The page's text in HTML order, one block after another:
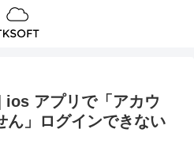
アプリで「アカウ
ん」ログインできない